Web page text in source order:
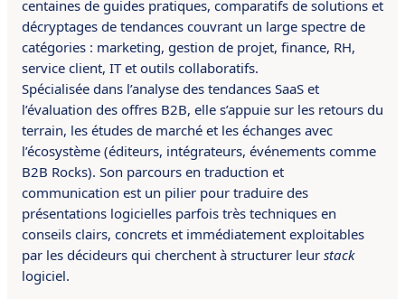
centaines de guides pratiques, comparatifs de solutions et
décryptages de tendances couvrant un large spectre de
catégories : marketing, gestion de projet, finance, RH,
service client, IT et outils collaboratifs.
Spécialisée dans l’analyse des tendances SaaS et
l’évaluation des offres B2B, elle s’appuie sur les retours du
terrain, les études de marché et les échanges avec
l’écosystème (éditeurs, intégrateurs, événements comme
B2B Rocks). Son parcours en traduction et
communication est un pilier pour traduire des
présentations logicielles parfois très techniques en
conseils clairs, concrets et immédiatement exploitables
par les décideurs qui cherchent à structurer leur stack
logiciel.